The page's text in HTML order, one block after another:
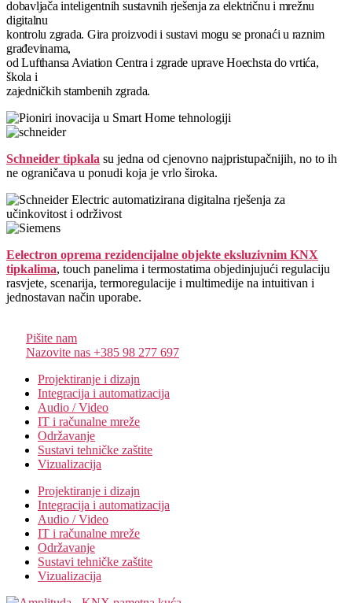
dobavljača inteligentnih sustavnih rješenja za električnu i mrežnu
digitalnu
kontrolu zgrada. Gira proizvodi i sustavi mogu se pronaći u raznim
građevinama,
od Lufthansa Aviation Centra i zgrade uprave Hoechsta do vrtića,
škola i
zajedničkih stambenih zgrada.
Schneider tipkala su jedna od cjenovno najpristupačnijih, no to ih
ne ograničava u ponudi koja je vrlo široka.
Eelectron oprema rezidencijalne objekte eksluzivnim KNX
tipkalima, touch panelima i termostatima objedinjujući regulaciju
rasvjete, scenarija, termoregulacije i multimedije na intuitivan i
jednostavan način uporabe.
Pišite nam
Nazovite nas +385 98 277 697
Projektiranje i dizajn
Integracija i automatizacija
Audio / Video
IT i računalne mreže
Održavanje
Sustavi tehničke zaštite
Vizualizacija
Projektiranje i dizajn
Integracija i automatizacija
Audio / Video
IT i računalne mreže
Održavanje
Sustavi tehničke zaštite
Vizualizacija